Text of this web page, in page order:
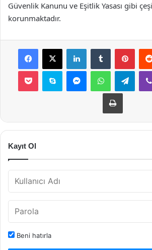
Güvenlik Kanunu ve Eşitlik Yasası gibi
korunmaktadır.
Facebook
X LinkedInTumblr
Pocket Skype MessengerWhatsApp
Yazdır
Kayıt Ol
Beni hatırla